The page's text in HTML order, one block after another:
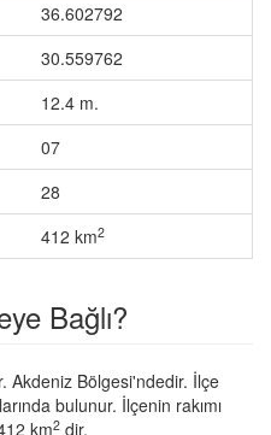
36.602792
30.559762
12.4 m.
07
28
412 km2
Bağlı?
Akdeniz Bölgesi'ndedir. İlçe
bulunur. İlçenin rakımı
km2 dir.